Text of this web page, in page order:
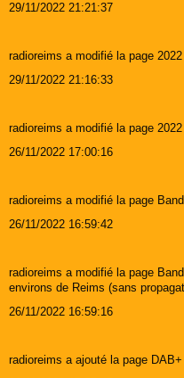
29/11/2022 21:21:37
radioreims a modifié la page 2022
29/11/2022 21:16:33
radioreims a modifié la page 2022
26/11/2022 17:00:16
radioreims a modifié la page
26/11/2022 16:59:42
radioreims a modifié la page
environs de Reims (sans
26/11/2022 16:59:16
radioreims a ajouté la page